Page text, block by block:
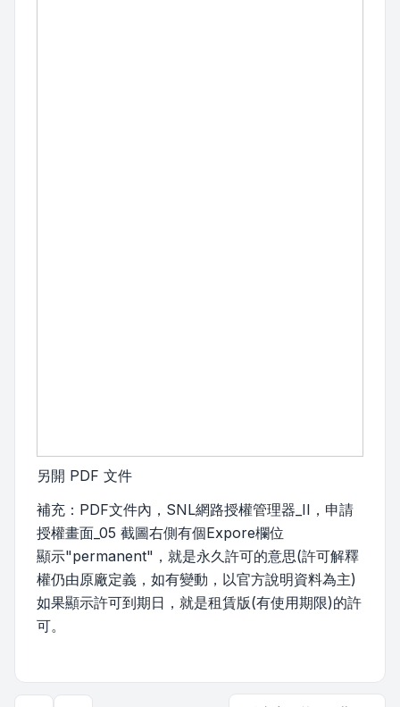
另開 PDF 文件
補充：PDF文件內，SNL網路授權管理器_II，申請
授權畫面_05 截圖右側有個Expore欄位
顯示"permanent"，就是永久許可的意思(許可解釋
權仍由原廠定義，如有變動，以官方說明資料為主)
如果顯示許可到期日，就是租賃版(有使用期限)的許
可。